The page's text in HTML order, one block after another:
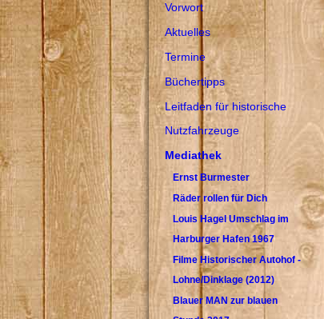
Vorwort
Aktuelles
Termine
Büchertipps
Leitfaden für historische
Nutzfahrzeuge
Mediathek
Ernst Burmester
Räder rollen für Dich
Louis Hagel Umschlag im
Harburger Hafen 1967
Filme Historischer Autohof -
Lohne/Dinklage (2012)
Blauer MAN zur blauen